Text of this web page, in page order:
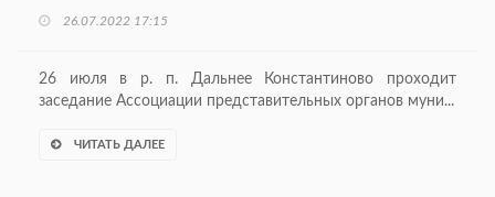
26.07.2022 17:15
26 июля в р. п. Дальнее Константиново проходит
заседание Ассоциации представительных органов муни...
ЧИТАТЬ ДАЛЕЕ